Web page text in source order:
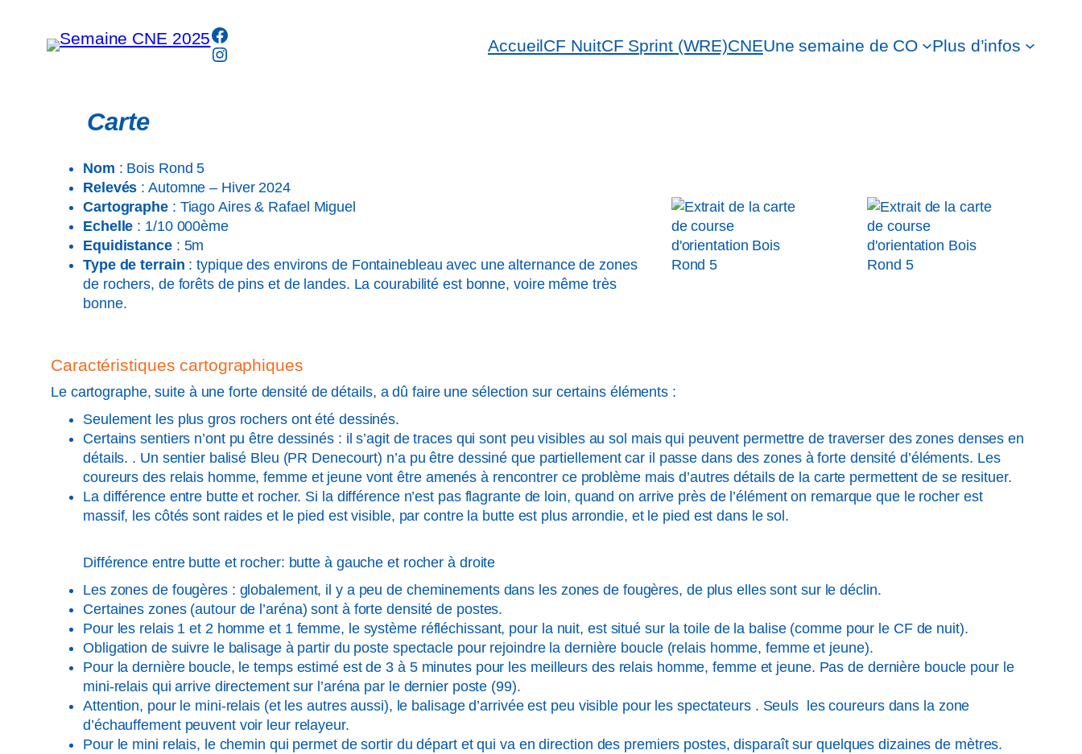
Facebook
Instagram
AccueilCF NuitCF Sprint (WRE)CNEUne semaine de CO Plus d’infos
Carte
Nom : Bois Rond 5
Relevés : Automne – Hiver 2024
Cartographe : Tiago Aires & Rafael Miguel
Echelle : 1/10 000ème
Equidistance : 5m
Type de terrain : typique des environs de Fontainebleau avec une alternance de zones
de rochers, de forêts de pins et de landes. La courabilité est bonne, voire même très
bonne.
Caractéristiques cartographiques
Le cartographe, suite à une forte densité de détails, a dû faire une sélection sur certains éléments :
Seulement les plus gros rochers ont été dessinés.
Certains sentiers n’ont pu être dessinés : il s’agit de traces qui sont peu visibles au sol mais qui peuvent permettre de traverser des zones denses en
détails. . Un sentier balisé Bleu (PR Denecourt) n’a pu être dessiné que partiellement car il passe dans des zones à forte densité d’éléments. Les
coureurs des relais homme, femme et jeune vont être amenés à rencontrer ce problème mais d’autres détails de la carte permettent de se resituer.
La différence entre butte et rocher. Si la différence n’est pas flagrante de loin, quand on arrive près de l’élément on remarque que le rocher est
massif, les côtés sont raides et le pied est visible, par contre la butte est plus arrondie, et le pied est dans le sol.
Différence entre butte et rocher: butte à gauche et rocher à droite
Les zones de fougères : globalement, il y a peu de cheminements dans les zones de fougères, de plus elles sont sur le déclin.
Certaines zones (autour de l’aréna) sont à forte densité de postes.
Pour les relais 1 et 2 homme et 1 femme, le système réfléchissant, pour la nuit, est situé sur la toile de la balise (comme pour le CF de nuit).
Obligation de suivre le balisage à partir du poste spectacle pour rejoindre la dernière boucle (relais homme, femme et jeune).
Pour la dernière boucle, le temps estimé est de 3 à 5 minutes pour les meilleurs des relais homme, femme et jeune. Pas de dernière boucle pour le
mini-relais qui arrive directement sur l’aréna par le dernier poste (99).
Attention, pour le mini-relais (et les autres aussi), le balisage d’arrivée est peu visible pour les spectateurs . Seuls les coureurs dans la zone
d’échauffement peuvent voir leur relayeur.
Pour le mini relais, le chemin qui permet de sortir du départ et qui va en direction des premiers postes, disparaît sur quelques dizaines de mètres.